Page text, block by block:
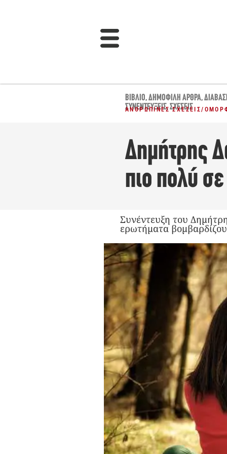
ΒΙΒΛΊΟ,ΔΗΜΟΦΙΛΉ ΆΡΘΡΑ,
ΣΥΝΕΝΤΕΎΞΕΙΣ,ΣΧΈΣΕΙΣ
ΑΝΘΡΏΠΙΝΕΣ ΣΧΈΣΕΙΣ/
Δημήτρης
πιο πολύ
Συνέντευξη του
ερωτήματα